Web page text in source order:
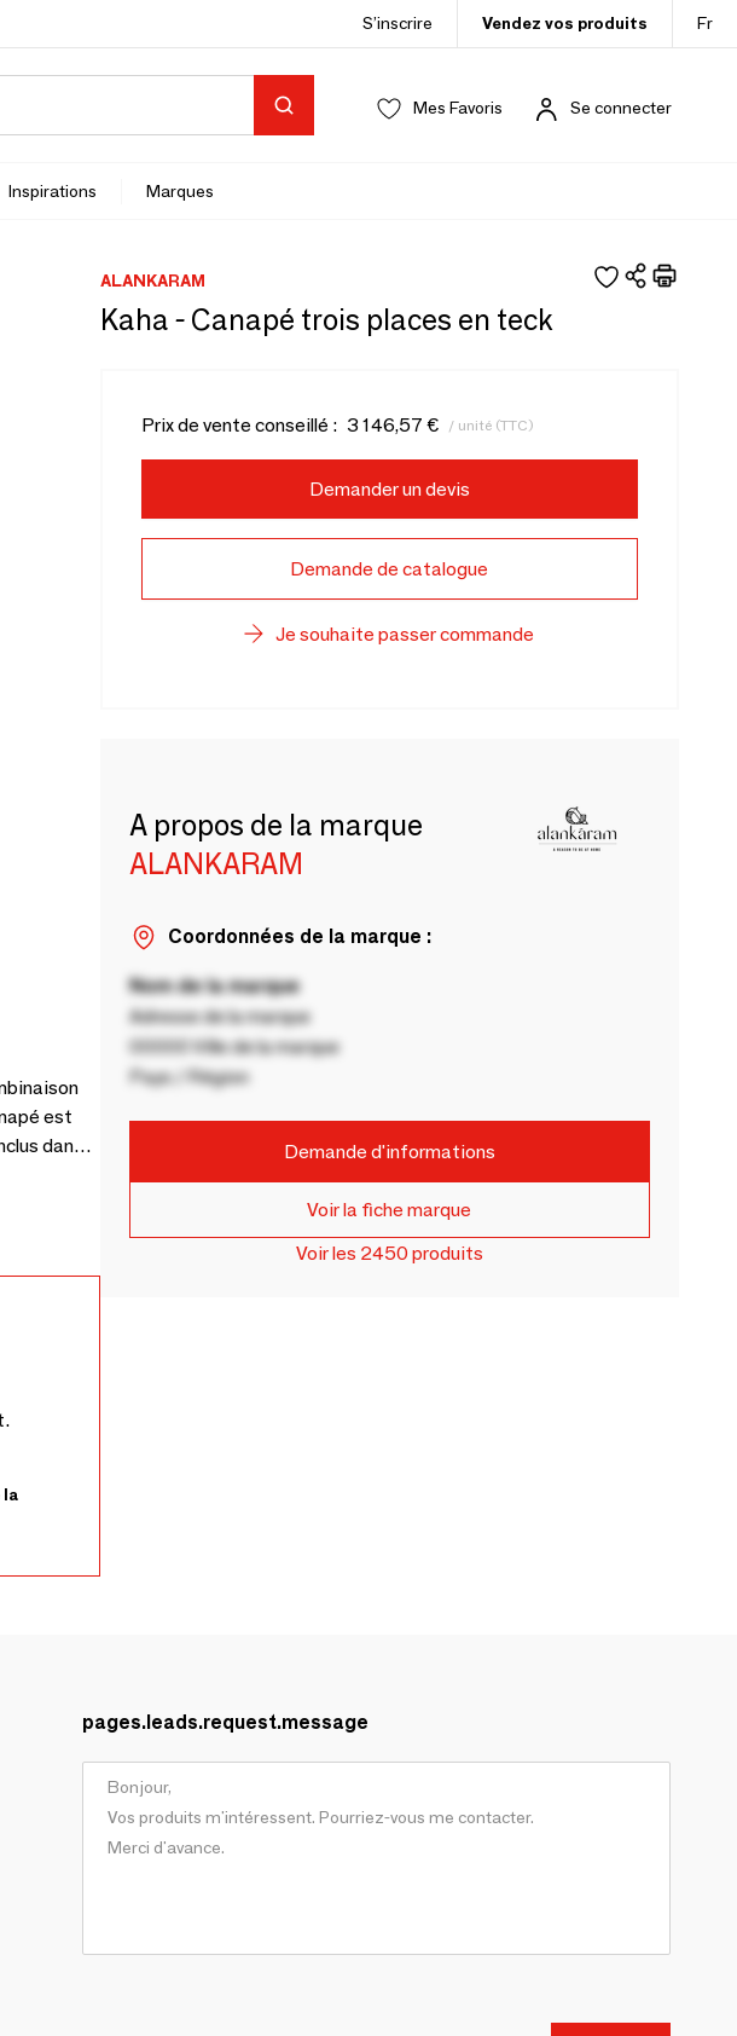
S’inscrire Vendez vos produits Fr
Mes Favoris Se connecter
Inspirations Marques
est
dans
la
ALANKARAM
Kaha - Canapé trois places en teck
Prix de vente conseillé : 3 146,57 € / unité (TTC)
Demander un devis
Demande de catalogue
Je souhaite passer commande
A propos de la marque
ALANKARAM
Coordonnées de la marque :
Nom de la marque
Adresse de la marque
00000 Ville de la marque
Pays / Région
Demande d'informations
Voir la fiche marque
Voir les 2450 produits
pages.leads.request.message